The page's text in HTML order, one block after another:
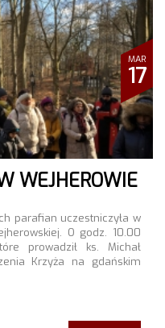
MAR
17
WEJHEROWIE
parafian uczestniczyła w
O godz. 10.00
prowadził ks. Michał
Krzyża na gdańskim